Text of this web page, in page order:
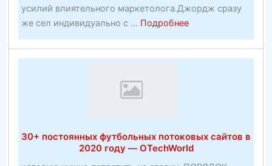
усилий влиятельного маркетолога.Джордж сразу
же сел индивидуально с ... Подробнееabout
Подтвержденная
методика
по
созданию
30+ постоянных футбольных потоковых сайтов в
2020 году — OTechWorld